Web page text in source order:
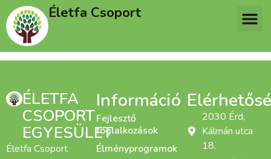
Életfa Csoport
ÉLETFA
CSOPORT
EGYESÜLET
Életfa Csoport
Információ
Fejlesztő
foglalkozások
Élményprogramok
2030 Érd,
Kálmán utca
18.